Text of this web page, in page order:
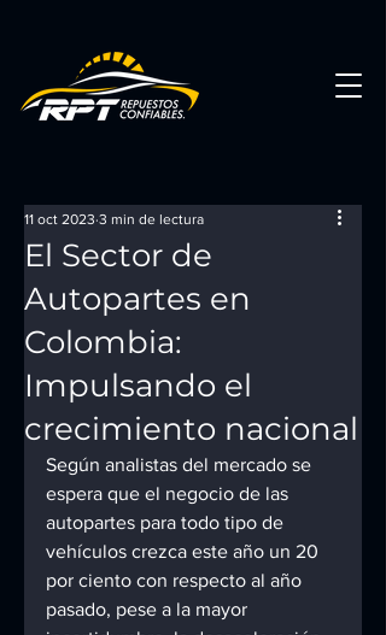
El Sector de
Autopartes en
Colombia:
Impulsando el
crecimiento nacional
11 oct 2023 3 min de lectura
Según analistas del mercado se
espera que el negocio de las
autopartes para todo tipo de
vehículos crezca este año un 20
por ciento con respecto al año
pasado, pese a la mayor